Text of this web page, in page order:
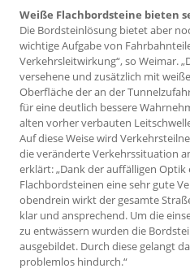
Weiße Flachbordsteine bieten
Die Bordsteinlösung bietet aber
wichtige Aufgabe von
Verkehrsleitwirkung“, so Weimar.
versehene und zusätzlich mit
Oberfläche der an der
für eine deutlich bessere
alten vorher verbauten
Auf diese Weise wird
die veränderte Verkehrssituation
erklärt: „Dank der auffälligen
Flachbordsteinen eine sehr gute
obendrein wirkt der gesamte
klar und ansprechend. Um die
zu entwässern wurden die
ausgebildet. Durch diese gelangt
problemlos hindurch.“